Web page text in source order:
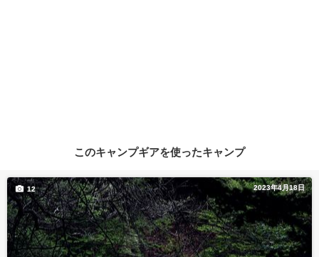
このキャンプギアを使ったキャンプ
2023年4月18日
12